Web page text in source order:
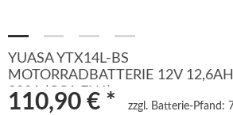
YUASA YTX14L-BS
MOTORRADBATTERIE 12V 12,6AH
200A (CCA EN1)
110,90 € * zzgl. Batterie-Pfand: